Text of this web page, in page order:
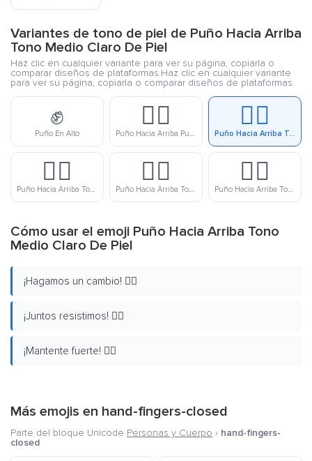
Variantes de tono de piel de Puño Hacia Arriba
Tono Medio Claro De Piel
Haz clic en cualquier variante para ver su página, copiarla o
comparar diseños de plataformas.Haz clic en cualquier variante
para ver su página, copiarla o comparar diseños de plataformas.
✊
Puño En Alto
✊🏻
Puño Hacia Arriba Puño Claro De Piel
✊🏼
Puño Hacia Arriba Tono Medio Claro De Piel
✊🏽
Puño Hacia Arriba Tono Medio De Piel
✊🏾
Puño Hacia Arriba Tono Medio Moreno De Piel
✊🏿
Puño Hacia Arriba Tono Moreno De Piel
Cómo usar el emoji Puño Hacia Arriba Tono
Medio Claro De Piel
¡Hagamos un cambio! ✊🏼
¡Juntos resistimos! ✊🏼
¡Mantente fuerte! ✊🏼
Más emojis en hand-fingers-closed
Parte del bloque Unicode Personas y Cuerpo › hand-fingers-
closed